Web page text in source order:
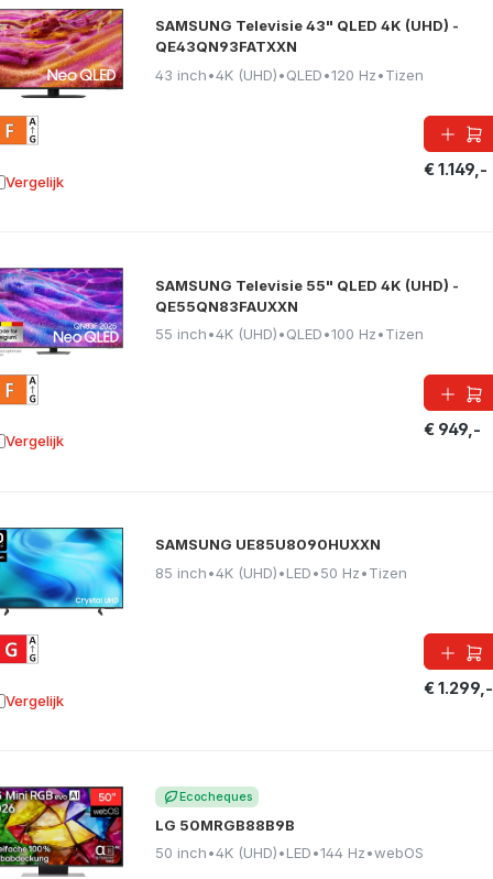
SAMSUNG Televisie 43" QLED 4K (UHD) -
QE43QN93FATXXN
43 inch•4K (UHD)•QLED•120 Hz•Tizen
€ 1.149,-
Vergelijk aan vergelijking
SAMSUNG Televisie 55" QLED 4K (UHD) -
QE55QN83FAUXXN
55 inch•4K (UHD)•QLED•100 Hz•Tizen
€ 949,-
Vergelijk aan vergelijking
SAMSUNG UE85U8090HUXXN
85 inch•4K (UHD)•LED•50 Hz•Tizen
€ 1.299,-
Vergelijk aan vergelijking
Ecocheques
LG 50MRGB88B9B
50 inch•4K (UHD)•LED•144 Hz•webOS